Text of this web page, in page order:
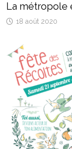
La métropole
18 août 2020